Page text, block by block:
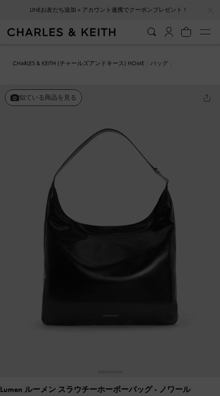
会員登録＋ニュースレター登録で10%OFFクーポンプレゼント！
CHARLES & KEITH (チャールズアンドキース) HOME
バッグ
似ている商品を見る
Lumen ルーメン スラウチーホーボーバッグ- ノワール